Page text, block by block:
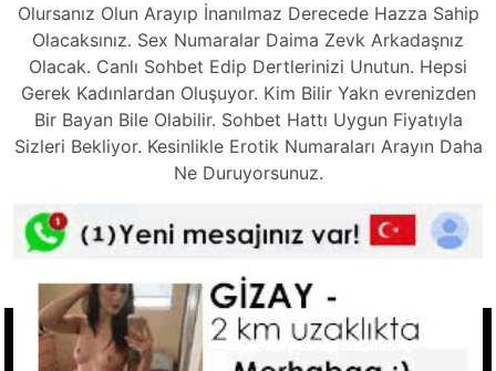
Olursanız Olun Arayıp İnanılmaz Derecede Hazza Sahip
Olacaksınız. Sex Numaralar Daima Zevk Arkadaşnız
Olacak. Canlı Sohbet Edip Dertlerinizi Unutun. Hepsi
Gerek Kadınlardan Oluşuyor. Kim Bilir Yakn evrenizden
Bir Bayan Bile Olabilir. Sohbet Hattı Uygun Fiyatıyla
Sizleri Bekliyor. Kesinlikle Erotik Numaraları Arayın Daha
Ne Duruyorsunuz.
Tkla Ara
Hızlı Linkler